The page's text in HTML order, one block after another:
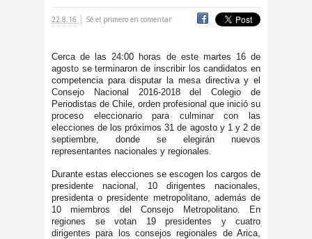
cación
entales
do
#Destacado
#Importante
#Destacado #Importante
#Noticias #Asamblea
#Colegiodeperiodistas
#Destacado #Importante
#Noticias #CongresoNacional
#Colegiodeperiodistas
#Destacado #Importante
22.8.16 | Sé el primero en comentar
Cerca de las 24:00 horas de este martes 16 de
agosto se terminaron de inscribir los candidatos en
competencia para disputar la mesa directiva y el
Consejo Nacional 2016-2018 del Colegio de
Periodistas de Chile, orden profesional que inició su
proceso eleccionario para culminar con las
elecciones de los próximos 31 de agosto y 1 y 2 de
septiembre, donde se elegirán nuevos
representantes nacionales y regionales.
Durante estas elecciones se escogen los cargos de
presidente nacional, 10 dirigentes nacionales,
presidenta o presidente metropolitano, además de
10 miembros del Consejo Metropolitano. En
regiones se votan 19 presidentes y cuatro
dirigentes para los consejos regionales de Arica,